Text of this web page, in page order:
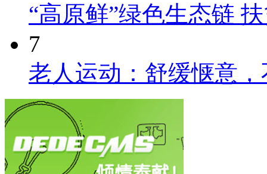
“高原鲜”绿色生态链
7
老人运动：舒缓惬意